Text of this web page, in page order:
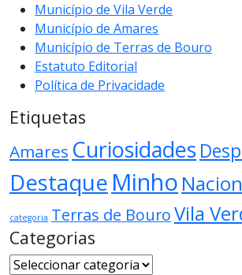
Município de Vila Verde
Município de Amares
Município de Terras de Bouro
Estatuto Editorial
Política de Privacidade
Etiquetas
Amares Curiosidades
Destaque Minho
categoria Terras de BouroVila
Categorias
Categorias